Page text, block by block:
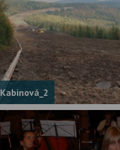
Kabinová_2